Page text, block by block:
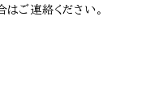
ご連絡ください。